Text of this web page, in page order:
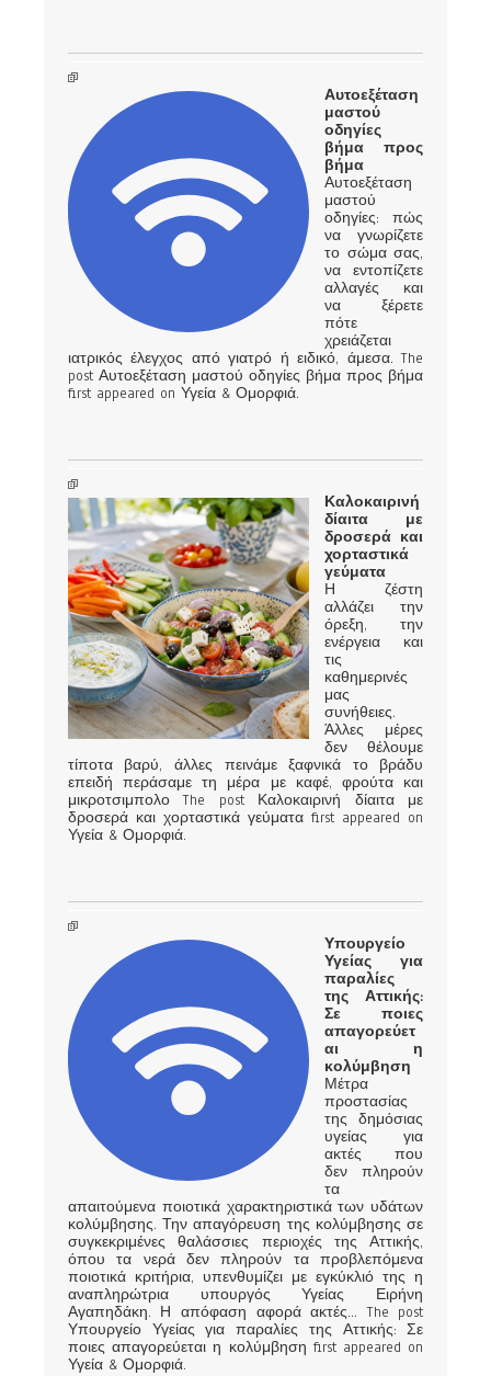
Αυτοεξέταση
μαστού
οδηγίες
βήμα προς
βήμα
Αυτοεξέταση
μαστού
οδηγίες: πώς
να γνωρίζετε
το σώμα σας,
να εντοπίζετε
αλλαγές και
να ξέρετε
πότε
χρειάζεται
ιατρικός έλεγχος από γιατρό ή ειδικό, άμεσα. The
post Αυτοεξέταση μαστού οδηγίες βήμα προς βήμα
first appeared on Υγεία & Ομορφιά.
Καλοκαιρινή
δίαιτα με
δροσερά και
χορταστικά
γεύματα
Η ζέστη
αλλάζει την
όρεξη, την
ενέργεια και
τις
καθημερινές
μας
συνήθειες.
Άλλες μέρες
δεν θέλουμε
τίποτα βαρύ, άλλες πεινάμε ξαφνικά το βράδυ
επειδή περάσαμε τη μέρα με καφέ, φρούτα και
μικροτσιμπολο The post Καλοκαιρινή δίαιτα με
δροσερά και χορταστικά γεύματα first appeared on
Υγεία & Ομορφιά.
Υπουργείο
Υγείας για
παραλίες
της Αττικής:
Σε ποιες
απαγορεύετ
αι η
κολύμβηση
Μέτρα
προστασίας
της δημόσιας
υγείας για
ακτές που
δεν πληρούν
τα
απαιτούμενα ποιοτικά χαρακτηριστικά των υδάτων
κολύμβησης. Την απαγόρευση της κολύμβησης σε
συγκεκριμένες θαλάσσιες περιοχές της Αττικής,
όπου τα νερά δεν πληρούν τα προβλεπόμενα
ποιοτικά κριτήρια, υπενθυμίζει με εγκύκλιό της η
αναπληρώτρια υπουργός Υγείας Ειρήνη
Αγαπηδάκη. Η απόφαση αφορά ακτές... The post
Υπουργείο Υγείας για παραλίες της Αττικής: Σε
ποιες απαγορεύεται η κολύμβηση first appeared on
Υγεία & Ομορφιά.